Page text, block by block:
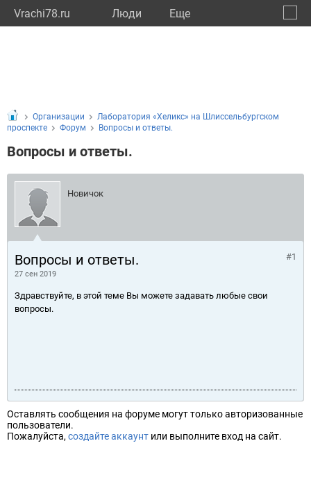
Vrachi78.ru Люди Eще
Организации
Лаборатория «Хеликс» на Шлиссельбургском
проспекте
Форум Вопросы и ответы.
Вопросы и ответы.
Новичок
Вопросы и ответы.
27 сен 2019
#1
Здравствуйте, в этой теме Вы можете задавать любые свои
вопросы.
Оставлять сообщения на форуме могут только авторизованные
пользователи.
Пожалуйста, создайте аккаунт или выполните вход на сайт.